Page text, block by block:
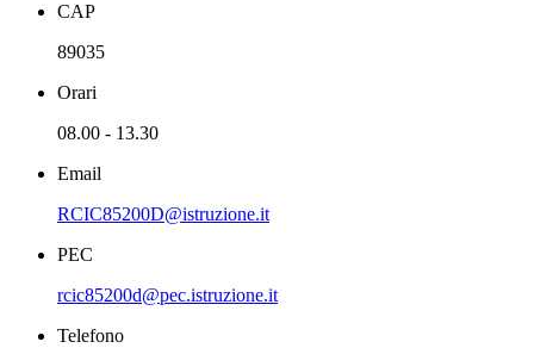
CAP
89035
Orari
08.00 - 13.30
Email
RCIC85200D@istruzione.it
PEC
rcic85200d@pec.istruzione.it
Telefono